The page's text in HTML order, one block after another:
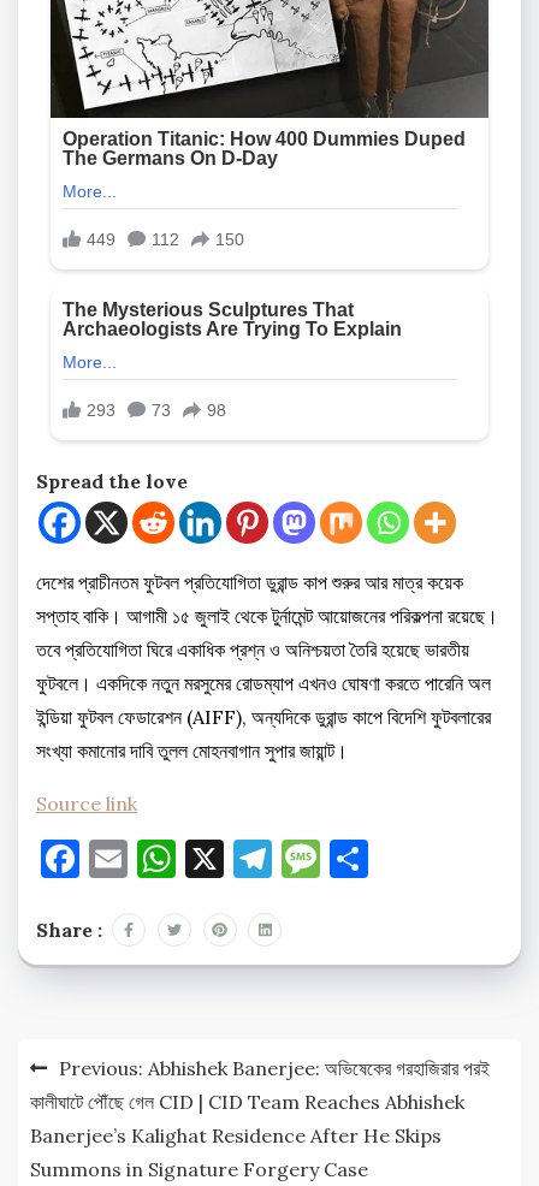
Spread the love
দেশের প্রাচীনতম ফুটবল প্রতিযোগিতা ডুরান্ড কাপ শুরুর আর মাত্র কয়েক
সপ্তাহ বাকি। আগামী ১৫ জুলাই থেকে টুর্নামেন্ট আয়োজনের পরিকল্পনা রয়েছে।
তবে প্রতিযোগিতা ঘিরে একাধিক প্রশ্ন ও অনিশ্চয়তা তৈরি হয়েছে ভারতীয়
ফুটবলে। একদিকে নতুন মরসুমের রোডম্যাপ এখনও ঘোষণা করতে পারেনি অল
ইন্ডিয়া ফুটবল ফেডারেশন (AIFF), অন্যদিকে ডুরান্ড কাপে বিদেশি ফুটবলারের
সংখ্যা কমানোর দাবি তুলল মোহনবাগান সুপার জায়ান্ট।
Source link
Facebook
EmailWhatsApp
X Telegram
Message
Share :
Post
navigation
Previous: Abhishek Banerjee: অভিষেকের গরহাজিরার পরই
কালীঘাটে পৌঁছে গেল CID | CID Team Reaches Abhishek
Banerjee’s Kalighat Residence After He Skips
Summons in Signature Forgery Case